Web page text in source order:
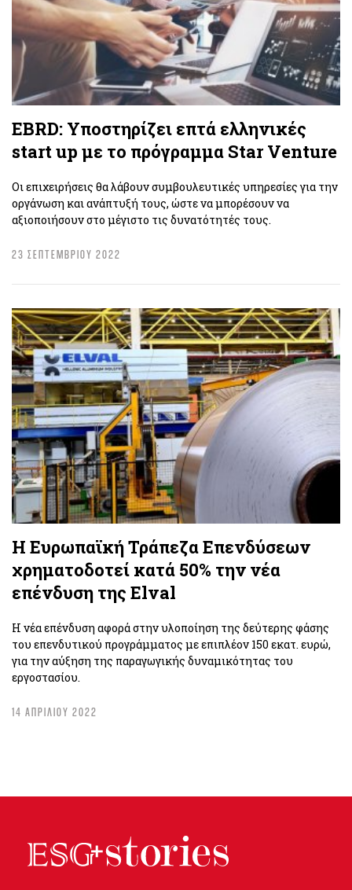
EBRD: Υποστηρίζει επτά ελληνικές
start up με το πρόγραμμα Star Venture
Οι επιχειρήσεις θα λάβουν συμβουλευτικές υπηρεσίες για την
οργάνωση και ανάπτυξή τους, ώστε να μπορέσουν να
αξιοποιήσουν στο μέγιστο τις δυνατότητές τους.
23 ΣΕΠΤΕΜΒΡΙΟΥ 2022
Η Ευρωπαϊκή Τράπεζα Επενδύσεων
χρηματοδοτεί κατά 50% την νέα
επένδυση της Elval
H νέα επένδυση αφορά στην υλοποίηση της δεύτερης φάσης
του επενδυτικού προγράμματος με επιπλέον 150 εκατ. ευρώ,
για την αύξηση της παραγωγικής δυναμικότητας του
εργοστασίου.
14 ΑΠΡΙΛΙΟΥ 2022